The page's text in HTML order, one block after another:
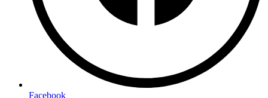
Facebook